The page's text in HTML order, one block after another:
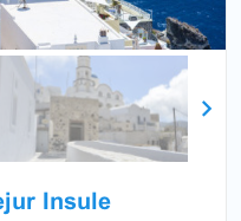
Insule
Next